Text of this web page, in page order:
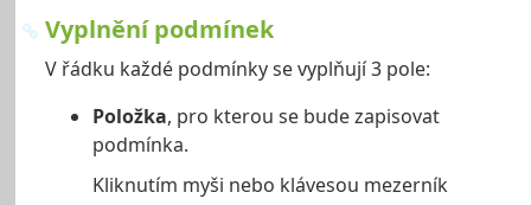
Vyplnění podmínek
V řádku každé podmínky se vyplňují 3 pole:
Položka, pro kterou se bude zapisovat
podmínka.
Kliknutím myši nebo klávesou mezerník